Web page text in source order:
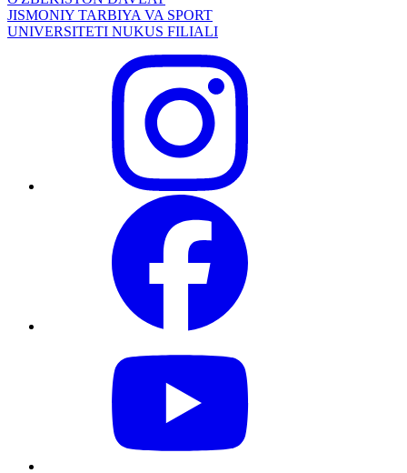
JISMONIY TARBIYA VA SPORT
UNIVERSITETI NUKUS FILIALI